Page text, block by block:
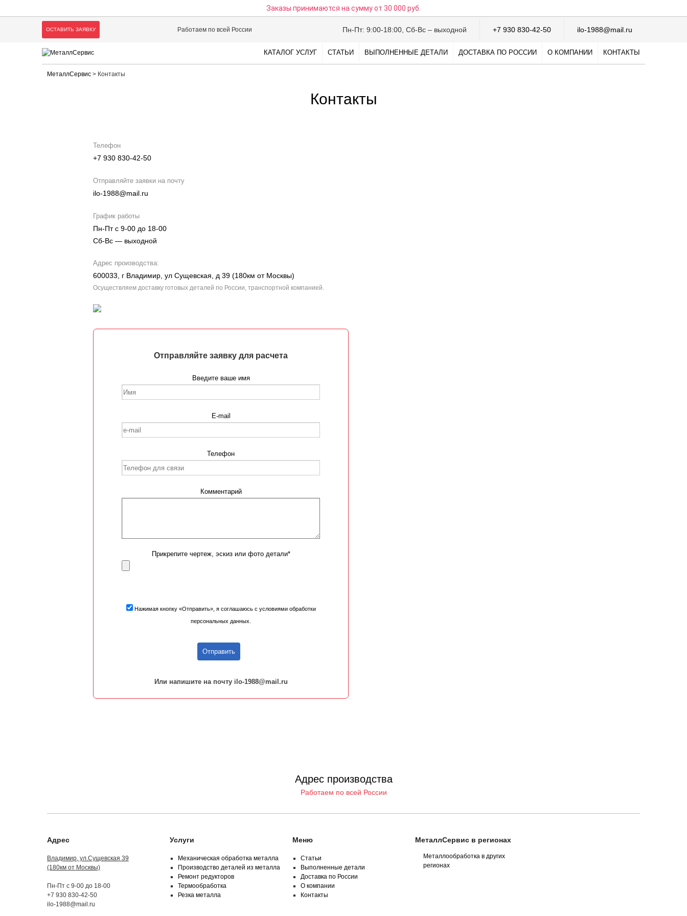
Заказы принимаются на суммуот 30 000 руб.
ОСТАВИТЬ ЗАЯВКУ Работаем по всей России Пн-Пт: 9:00-18:00, Сб-Вс – выходной +7 930 830-42-50 ilo-1988@mail.ru
КАТАЛОГ УСЛУГ СТАТЬИ ВЫПОЛНЕННЫЕ ДЕТАЛИ ДОСТАВКА ПО РОССИИ О КОМПАНИИ КОНТАКТЫ
МеталлСервис > Контакты
Контакты
Телефон
+7 930 830-42-50
Отправляйте заявки на почту
ilo-1988@mail.ru
График работы
Пн-Пт с 9-00 до 18-00
Cб-Вс — выходной
Адрес производства:
600033, г Владимир, ул Сущевская, д 39 (180км от Москвы)
Осуществляем доставку готовых деталей по России, транспортной компанией.
Отправляйте заявку для расчета
Введите ваше имя
E-mail
Телефон
Комментарий
Прикрепите чертеж, эскиз или фото детали*
Нажимая кнопку «Отправить», я соглашаюсь с условиями обработки
персональных данных.
Отправить
Или напишите на почту ilo-1988@mail.ru
Адрес производства
Работаем по всей России
Адрес
Владимир, ул.Сущевская 39
(180км от Москвы)
Пн-Пт с 9-00 до 18-00
+7 930 830-42-50
ilo-1988@mail.ru
Услуги
Механическая обработка металла
Производство деталей из металла
Ремонт редукторов
Термообработка
Резка металла
Меню
Статьи
Выполненные детали
Доставка по России
О компании
Контакты
МеталлСервис в регионах
Металлообработка в других
регионах